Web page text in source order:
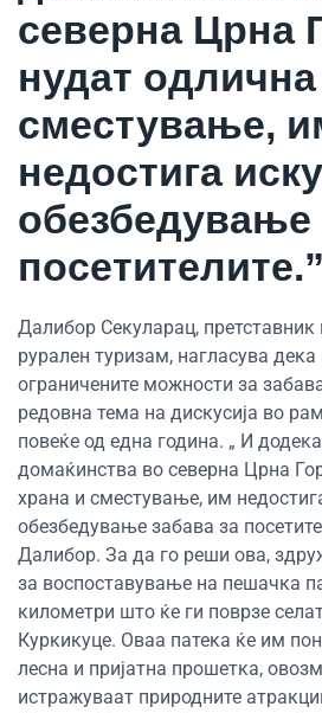
северна Црна
нудат
сместување,
недостига
обезбедување
посетителите.”
Далибор Секуларац,
рурален туризам, нагласува
ограничените можности за
редовна тема на дискусија во
повеќе од една година. „ И
домаќинства во северна Црна
храна и сместување, им
обезбедување забава за
Далибор. За да го реши ова,
за воспоставување на пешачка
километри што ќе ги поврзе
Куркикуце. Оваа патека ќе им
лесна и пријатна прошетка,
истражуваат природните